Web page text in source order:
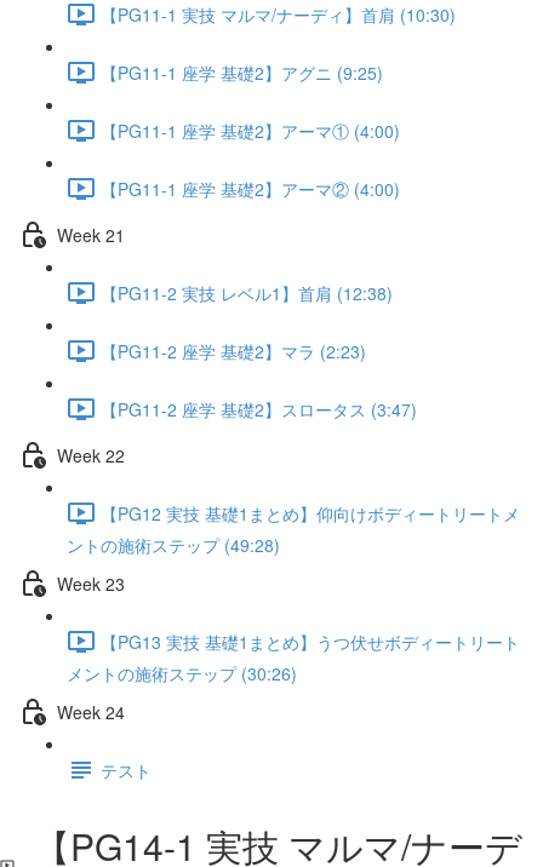
【PG11-1 実技 マルマ/ナーディ】首肩 (10:30)
【PG11-1 座学 基礎2】アグニ (9:25)
【PG11-1 座学 基礎2】アーマ① (4:00)
【PG11-1 座学 基礎2】アーマ② (4:00)
Week 21
【PG11-2 実技 レベル1】首肩 (12:38)
【PG11-2 座学 基礎2】マラ (2:23)
【PG11-2 座学 基礎2】スロータス (3:47)
Week 22
【PG12 実技 基礎1まとめ】仰向けボディートリートメ
ントの施術ステップ (49:28)
Week 23
【PG13 実技 基礎1まとめ】うつ伏せボディートリート
メントの施術ステップ (30:26)
Week 24
テスト
【PG14-1 実技 マルマ/ナーデ